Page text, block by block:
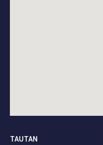
TAUTAN